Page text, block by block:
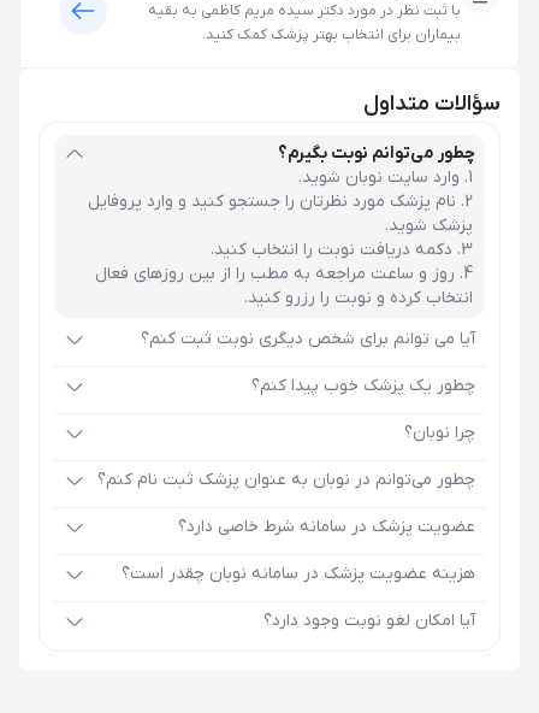
با ثبت نظر در مورد دکتر سیده مریم کاظمی به بقیه
بیماران برای انتخاب بهتر پزشک کمک کنید.
سؤالات متداول
چطور می‌توانم نوبت بگیرم؟
وارد سایت نوبان شوید.
نام پزشک مورد نظرتان را جستجو کنید و وارد پروفایل
پزشک شوید.
دکمه دریافت نوبت را انتخاب کنید.
روز و ساعت مراجعه به مطب را از بین روزهای فعال
انتخاب کرده و نوبت را رزرو کنید.
آیا می توانم برای شخص دیگری نوبت ثبت کنم؟
چطور یک پزشک خوب پیدا کنم؟
چرا نوبان؟
چطور می‌توانم در نوبان به عنوان پزشک ثبت نام کنم؟
عضویت پزشک در سامانه شرط خاصی دارد؟
هزینه عضویت پزشک در سامانه نوبان چقدر است؟
آیا امکان لغو نوبت وجود دارد؟